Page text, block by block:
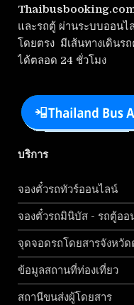
และรถตู้ ผ่านระบบออน
โดยตรง มีเส้นทางเดินร
ได้ตลอด 24 ชั่วโมง
บริการ
จองตั๋วรถทัวร์ออนไลน์
จองตั๋วรถมินิบัส - รถตู้ออ
จุดจอดรถโดยสารจังหวัด
ข้อมูลสถานที่ท่องเที่ยว
สถานีขนส่งผู้โดยสาร